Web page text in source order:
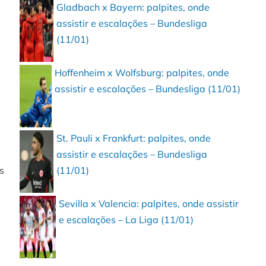
Gladbach x Bayern: palpites, onde
assistir e escalações – Bundesliga
(11/01)
Hoffenheim x Wolfsburg: palpites, onde
assistir e escalações – Bundesliga (11/01)
St. Pauli x Frankfurt: palpites, onde
assistir e escalações – Bundesliga
(11/01)
Sevilla x Valencia: palpites, onde assistir
e escalações – La Liga (11/01)